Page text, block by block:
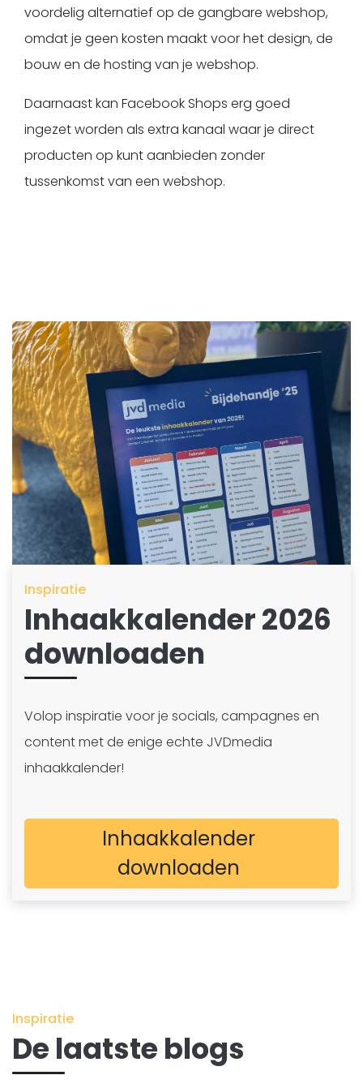
voordelig alternatief op de gangbare webshop,
omdat je geen kosten maakt voor het design, de
bouw en de hosting van je webshop.
Daarnaast kan Facebook Shops erg goed
ingezet worden als extra kanaal waar je direct
producten op kunt aanbieden zonder
tussenkomst van een webshop.
Inspiratie
Inhaakkalender 2026
downloaden
Volop inspiratie voor je socials, campagnes en
content met de enige echte JVDmedia
inhaakkalender!
Inhaakkalender
downloaden
Inspiratie
De laatste blogs